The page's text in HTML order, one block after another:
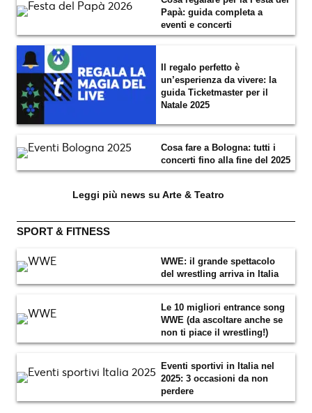
Papà: guida completa a
eventi e concerti
Il regalo perfetto è
un’esperienza da vivere: la
guida Ticketmaster per il
Natale 2025
Cosa fare a Bologna: tutti i
concerti fino alla fine del 2025
Leggi più news su Arte & Teatro
SPORT & FITNESS
WWE: il grande spettacolo
del wrestling arriva in Italia
Le 10 migliori entrance song
WWE (da ascoltare anche se
non ti piace il wrestling!)
Eventi sportivi in Italia nel
2025: 3 occasioni da non
perdere